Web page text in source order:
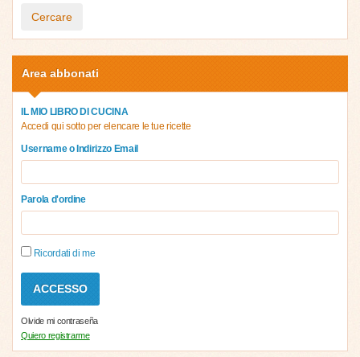
Cercare
Area abbonati
IL MIO LIBRO DI CUCINA
Accedi qui sotto per elencare le tue ricette
Username o Indirizzo Email
Parola d'ordine
Ricordati di me
Olvide mi contraseña
Quiero registrarme